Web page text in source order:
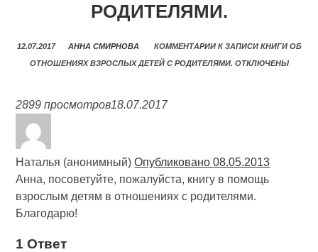
РОДИТЕЛЯМИ.
12.07.2017 АННА СМИРНОВА КОММЕНТАРИИК ЗАПИСИ КНИГИ ОБ
ОТНОШЕНИЯХ ВЗРОСЛЫХ ДЕТЕЙ С РОДИТЕЛЯМИ. ОТКЛЮЧЕНЫ
2899 просмотров18.07.2017
Наталья (анонимный)Опубликовано 08.05.2013
Анна, посоветуйте, пожалуйста, книгу в помощь
взрослым детям в отношениях с родителями.
Благодарю!
1 Ответ